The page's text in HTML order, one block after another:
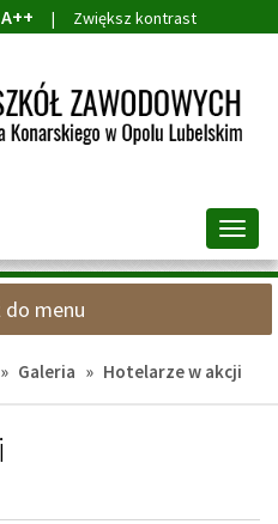
A++ | Zwiększ kontrast
do menu
» Galeria » Hotelarze w akcji